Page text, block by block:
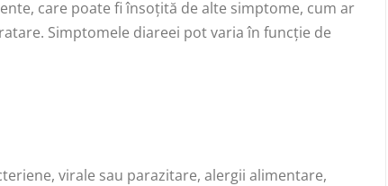
care poate fi însoțită de alte simptome, cum ar
Simptomele diareei pot varia în funcție de
virale sau parazitare, alergii alimentare,